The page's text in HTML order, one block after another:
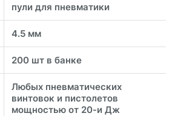
пули для пневматики
4.5 мм
200 шт в банке
Любых пневматических
винтовок и пистолетов
мощностью от 20-и Дж